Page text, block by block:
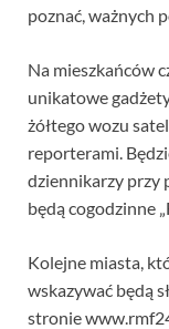
poznać, ważnych
Na mieszkańców
unikatowe
żółtego wozu
reporterami.
dziennikarzy przy
będą cogodzinne
Kolejne miasta,
wskazywać będą
stronie